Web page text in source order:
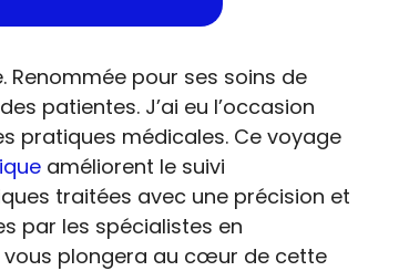
Renommée pour ses soins de
patientes. J’ai eu l’occasion
pratiques médicales. Ce voyage
améliorent le suivi
traitées avec une précision et
par les spécialistes en
vous plongera au cœur de cette